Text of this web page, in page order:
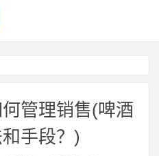
管理销售(啤酒
手段？)